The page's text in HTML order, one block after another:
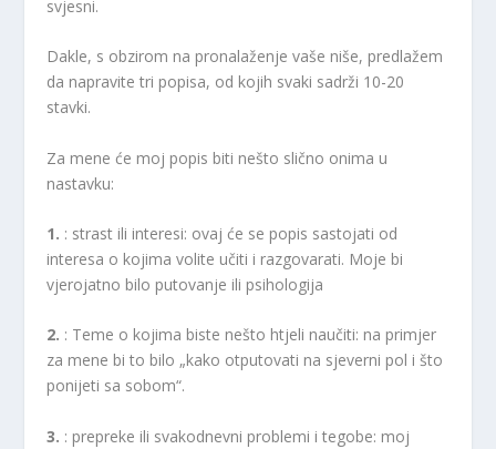
svjesni.
Dakle, s obzirom na pronalaženje vaše niše, predlažem
da napravite tri popisa, od kojih svaki sadrži 10-20
stavki.
Za mene će moj popis biti nešto slično onima u
nastavku:
1. : strast ili interesi: ovaj će se popis sastojati od
interesa o kojima volite učiti i razgovarati. Moje bi
vjerojatno bilo putovanje ili psihologija
2. : Teme o kojima biste nešto htjeli naučiti: na primjer
za mene bi to bilo „kako otputovati na sjeverni pol i što
ponijeti sa sobom“.
3. : prepreke ili svakodnevni problemi i tegobe: moj